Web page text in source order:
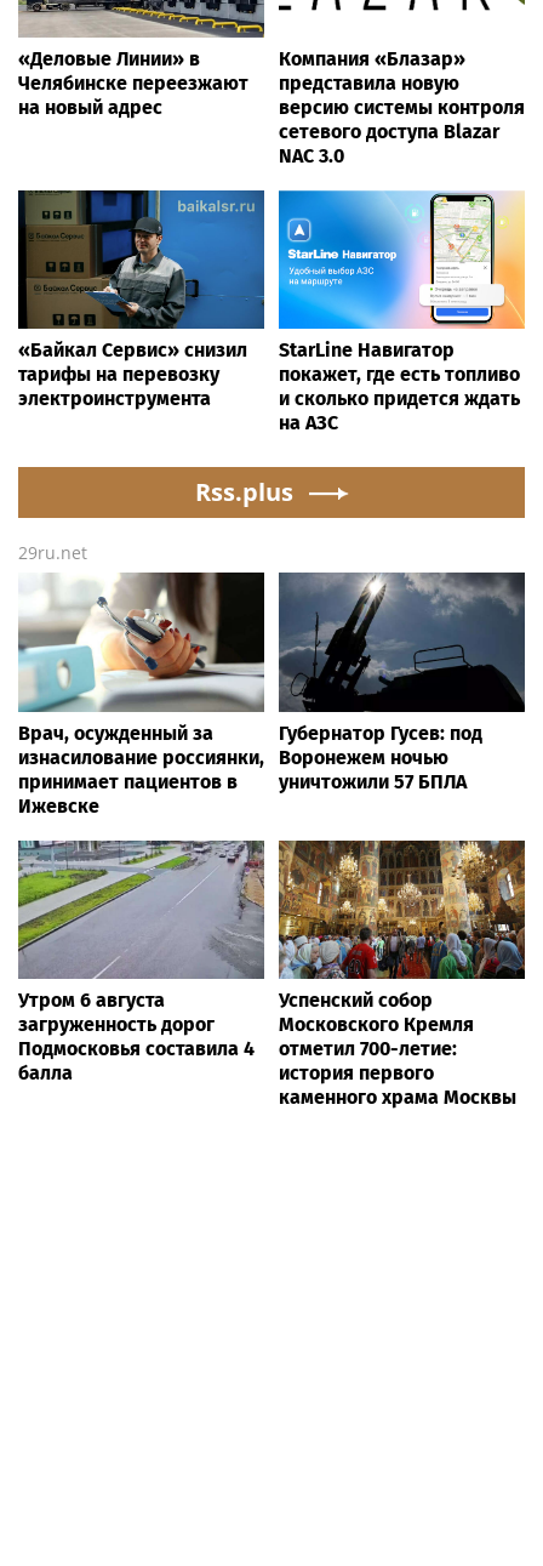
«Деловые Линии» в
Челябинске переезжают
на новый адрес
Компания «Блазар»
представила новую
версию системы контроля
сетевого доступа Blazar
NAC 3.0
«Байкал Сервис» снизил
тарифы на перевозку
электроинструмента
StarLine Навигатор
покажет, где есть топливо
и сколько придется ждать
на АЗС
Rss.plus
29ru.net
Врач, осужденный за
изнасилование россиянки,
принимает пациентов в
Ижевске
Губернатор Гусев: под
Воронежем ночью
уничтожили 57 БПЛА
Утром 6 августа
загруженность дорог
Подмосковья составила 4
балла
Успенский собор
Московского Кремля
отметил 700-летие:
история первого
каменного храма Москвы